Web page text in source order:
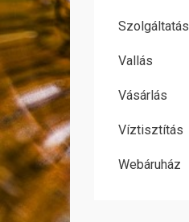
Szolgáltatás
Vallás
Vásárlás
Víztisztítás
Webáruház